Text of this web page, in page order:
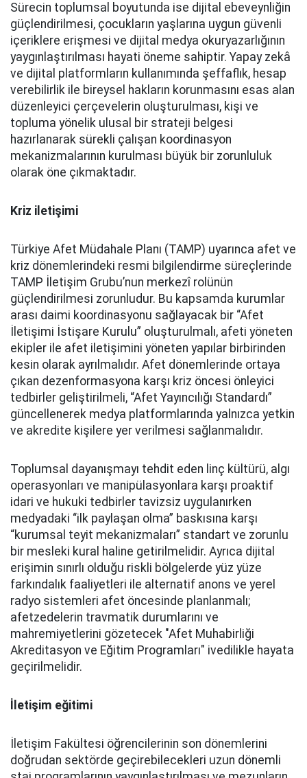
Sürecin toplumsal boyutunda ise dijital ebeveynliğin
güçlendirilmesi, çocukların yaşlarına uygun güvenli
içeriklere erişmesi ve dijital medya okuryazarlığının
yaygınlaştırılması hayati öneme sahiptir. Yapay zekâ
ve dijital platformların kullanımında şeffaflık, hesap
verebilirlik ile bireysel hakların korunmasını esas alan
düzenleyici çerçevelerin oluşturulması, kişi ve
topluma yönelik ulusal bir strateji belgesi
hazırlanarak sürekli çalışan koordinasyon
mekanizmalarının kurulması büyük bir zorunluluk
olarak öne çıkmaktadır.
Kriz iletişimi
Türkiye Afet Müdahale Planı (TAMP) uyarınca afet ve
kriz dönemlerindeki resmi bilgilendirme süreçlerinde
TAMP İletişim Grubu’nun merkezî rolünün
güçlendirilmesi zorunludur. Bu kapsamda kurumlar
arası daimi koordinasyonu sağlayacak bir “Afet
İletişimi İstişare Kurulu” oluşturulmalı, afeti yöneten
ekipler ile afet iletişimini yöneten yapılar birbirinden
kesin olarak ayrılmalıdır. Afet dönemlerinde ortaya
çıkan dezenformasyona karşı kriz öncesi önleyici
tedbirler geliştirilmeli, “Afet Yayıncılığı Standardı”
güncellenerek medya platformlarında yalnızca yetkin
ve akredite kişilere yer verilmesi sağlanmalıdır.
Toplumsal dayanışmayı tehdit eden linç kültürü, algı
operasyonları ve manipülasyonlara karşı proaktif
idari ve hukuki tedbirler tavizsiz uygulanırken
medyadaki “ilk paylaşan olma” baskısına karşı
“kurumsal teyit mekanizmaları” standart ve zorunlu
bir mesleki kural haline getirilmelidir. Ayrıca dijital
erişimin sınırlı olduğu riskli bölgelerde yüz yüze
farkındalık faaliyetleri ile alternatif anons ve yerel
radyo sistemleri afet öncesinde planlanmalı;
afetzedelerin travmatik durumlarını ve
mahremiyetlerini gözetecek "Afet Muhabirliği
Akreditasyon ve Eğitim Programları" ivedilikle hayata
geçirilmelidir.
İletişim eğitimi
İletişim Fakültesi öğrencilerinin son dönemlerini
doğrudan sektörde geçirebilecekleri uzun dönemli